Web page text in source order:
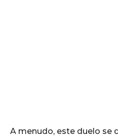
A menudo, este duelo se